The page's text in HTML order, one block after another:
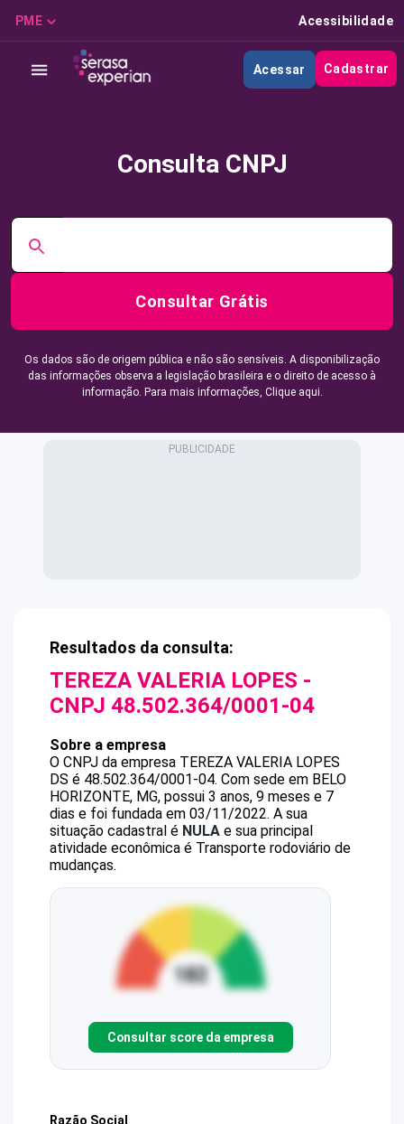
PME Acessibilidade
Acessar Cadastrar
Consulta CNPJ
Consultar Grátis
Os dados são de origem pública e não são sensíveis. A disponibilização
das informações observa a legislação brasileira e o direito de acesso à
informação. Para mais informações, Clique aqui.
Resultados da consulta:
TEREZA VALERIA LOPES -
CNPJ 48.502.364/0001-04
Sobre a empresa
O CNPJ da empresa TEREZA VALERIA LOPES
DS é 48.502.364/0001-04. Com sede em BELO
HORIZONTE, MG, possui 3 anos, 9 meses e 7
dias e foi fundada em 03/11/2022. A sua
situação cadastral é NULA e sua principal
atividade econômica é Transporte rodoviário de
mudanças.
Consultar score da empresa
Razão Social